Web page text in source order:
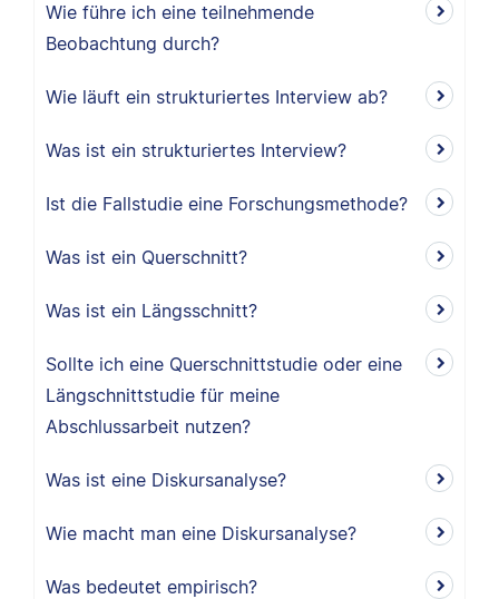
Wie führe ich eine teilnehmende
Beobachtung durch?
Wie läuft ein strukturiertes Interview ab?
Was ist ein strukturiertes Interview?
Ist die Fallstudie eine Forschungsmethode?
Was ist ein Querschnitt?
Was ist ein Längsschnitt?
Sollte ich eine Querschnittstudie oder eine
Längschnittstudie für meine
Abschlussarbeit nutzen?
Was ist eine Diskursanalyse?
Wie macht man eine Diskursanalyse?
Was bedeutet empirisch?